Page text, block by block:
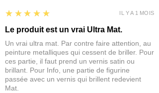
5
★★★★★
Le produit est un vrai Ultra Mat.
Un vrai ultra mat. Par contre faire attention, au
peinture metalliques qui cessent de briller. Pour
ces partie, il faut prend un vernis satin ou
brillant. Pour Info, une partie de figurine
passée avec un vernis qui brillent redevient
Mat.
IL Y A 1 MOIS